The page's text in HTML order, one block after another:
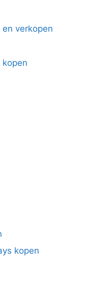
verkopen
kopen
kopen